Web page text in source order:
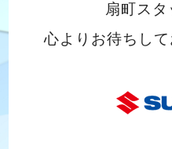
扇町スタ
心よりお待ちし